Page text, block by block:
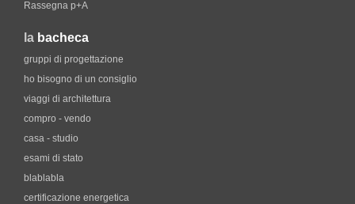
Rassegna p+A
la bacheca
gruppi di progettazione
ho bisogno di un consiglio
viaggi di architettura
compro - vendo
casa - studio
esami di stato
blablabla
certificazione energetica